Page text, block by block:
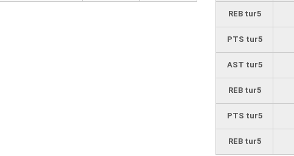
REB tur5
PTS tur5
AST tur5
REB tur5
PTS tur5
REB tur5